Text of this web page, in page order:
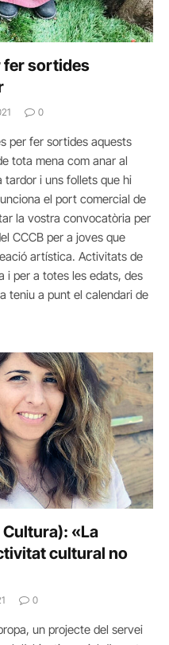
fer sortides
0
per fer sortides aquests
tota mena com anar al
tardor i uns follets que hi
el port comercial de
la vostra convocatòria per
CCCB per a joves que
artística. Activitats de
i per a totes les edats, des
teniu a punt el calendari de
«La
cultural no
0
un projecte del servei